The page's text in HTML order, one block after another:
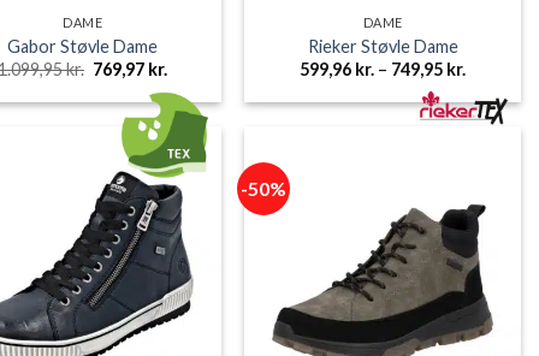
DAME
Gabor Støvle Dame
kr. Den
oprindelige
pris
1.099,95 kr..
769,97 kr.
pris
er:
769,97 kr..
DAME
Rieker Støvle Dame
599,96 kr. – 749,95 kr.
til
749,95 kr.
-50%